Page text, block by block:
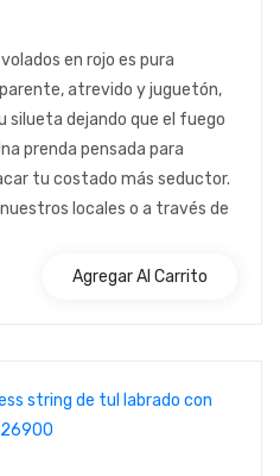
en rojo es pura
atrevido y juguetón,
silueta dejando que el fuego
prenda pensada para
tu costado más seductor.
locales o a través de
Agregar Al Carrito